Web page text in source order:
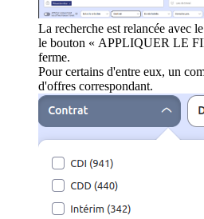
La recherche est relancée avec
le bouton « APPLIQUER LE
ferme.
Pour certains d'entre eux, un
d'offres correspondant.